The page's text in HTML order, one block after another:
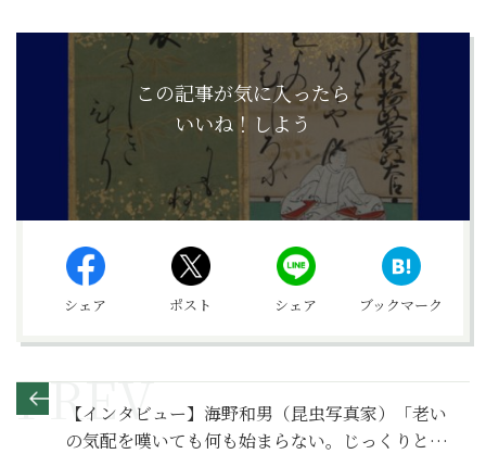
この記事が気に入ったら
いいね！しよう
シェア ポスト シェア ブックマーク
【インタビュー】海野和男（昆虫写真家）「老い
の気配を嘆いても何も始まらない。じっくりと観